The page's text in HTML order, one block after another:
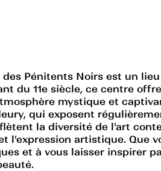
Pénitents Noirs est un
du 11e siècle, ce centre
mystique et
qui exposent
la diversité de l'art
artistique. Que
et à vous laisser inspirer